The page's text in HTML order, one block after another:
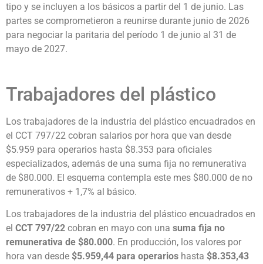
tipo y se incluyen a los básicos a partir del 1 de junio. Las
partes se comprometieron a reunirse durante junio de 2026
para negociar la paritaria del período 1 de junio al 31 de
mayo de 2027.
Trabajadores del plástico
Los trabajadores de la industria del plástico encuadrados en
el CCT 797/22 cobran salarios por hora que van desde
$5.959 para operarios hasta $8.353 para oficiales
especializados, además de una suma fija no remunerativa
de $80.000. El esquema contempla este mes $80.000 de no
remunerativos + 1,7% al básico.
Los trabajadores de la industria del plástico encuadrados en
el CCT 797/22 cobran en mayo con una suma fija no
remunerativa de $80.000. En producción, los valores por
hora van desde $5.959,44 para operarios hasta $8.353,43